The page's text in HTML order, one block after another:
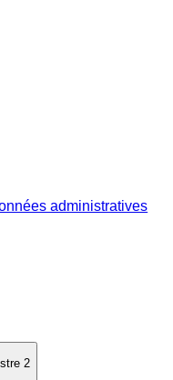
administratives
2